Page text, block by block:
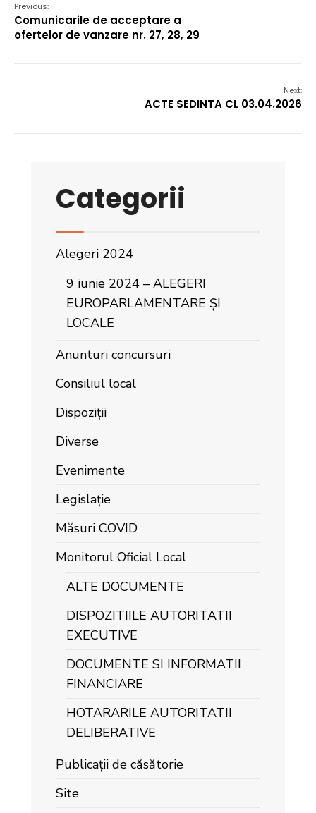
Previous:
Comunicarile de acceptare a
ofertelor de vanzare nr. 27, 28, 29
Next:
ACTE SEDINTA CL 03.04.2026
Categorii
Alegeri 2024
9 iunie 2024 – ALEGERI
EUROPARLAMENTARE ȘI
LOCALE
Anunturi concursuri
Consiliul local
Dispoziții
Diverse
Evenimente
Legislație
Măsuri COVID
Monitorul Oficial Local
ALTE DOCUMENTE
DISPOZITIILE AUTORITATII
EXECUTIVE
DOCUMENTE SI INFORMATII
FINANCIARE
HOTARARILE AUTORITATII
DELIBERATIVE
Publicații de căsătorie
Site